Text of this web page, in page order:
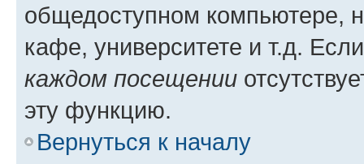
общедоступном компьютере,
кафе, университете и т.д.
каждом посещении
эту функцию.
Вернуться к началу